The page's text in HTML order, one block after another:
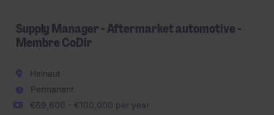
performance opérationnelle du site. Une fonction
alliant management, terrain et amélioration continue.
Supply Manager - Aftermarket automotive -
Membre CoDir
Hainaut
Permanent
€69,600 - €100,000 per year